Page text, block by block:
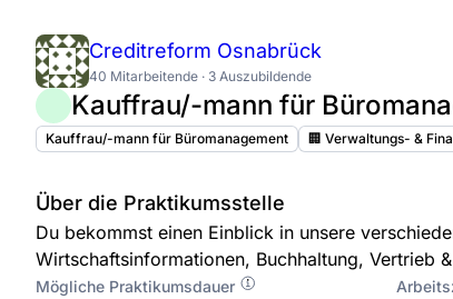
Creditreform Osnabrück
40 Mitarbeitende · 3 Auszubildende
Kauffrau/-mann für
Kauffrau/-mann für Büromanagement 🏢 Verwaltungs- &
Über die Praktikumsstelle
Du bekommst einen Einblick in unsere
Wirtschaftsinformationen, Buchhaltung, Vertrieb
Mögliche Praktikumsdauer